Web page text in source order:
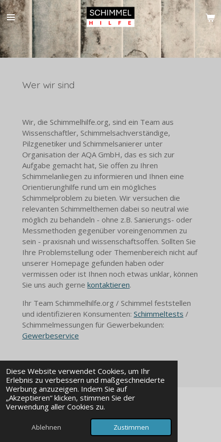
Diese Website verwendet Cookies, um Ihr
Erlebnis zu verbessern und maßgeschneiderte
Werbung anzuzeigen. Indem Sie auf
„Akzeptieren“ klicken, stimmen Sie der
Verwendung aller Cookies zu.
Ablehnen Zustimmen
Zum
Hauptinhalt
springen
Wer wir sind
Wir, die Schimmelhilfe.org, sind ein Team aus
Wissenschaftler, Schimmelsachverständige,
Pilzgenetiker und Schimmelsanierer unter
Organisation der AQA GmbH, das es sich zur
Aufgabe gemacht hat, Sie offen zu Ihren
Schimmelanliegen zu informieren und Ihnen eine
Orientierunghilfe rund um ein mögliches
Schimmelproblem zu bieten. Wir versuchen die
relevanten Schimmelthemen dabei so neutral wie
möglich zu behandeln - ohne z.B. Sanierungs- oder
Messmethoden gegenüber voreingenommen zu
sein - praxisnah und wissenschaftsoffen. Sollten Sie
Ihre Problemstellung oder Themenbereich nicht auf
unserer Homepage gefunden haben oder
vermissen oder ist Ihnen noch etwas unklar, können
Sie uns auch gerne kontaktieren.
Ihr Team Schimmelhilfe.org / Schimmel feststellen
und identifizieren Konsumenten: Schimmeltests /
Schimmelmessungen für Gewerbekunden:
Gewerbeservice